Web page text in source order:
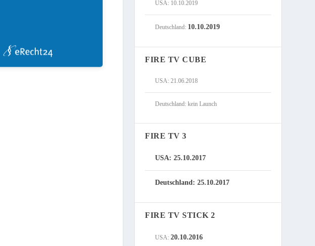
USA: 10.10.2019
Deutschland: 10.10.2019
FIRE TV CUBE
USA: 21.06.2018
Deutschland: kein Launch
FIRE TV 3
USA: 25.10.2017
Deutschland: 25.10.2017
FIRE TV STICK 2
USA:20.10.2016